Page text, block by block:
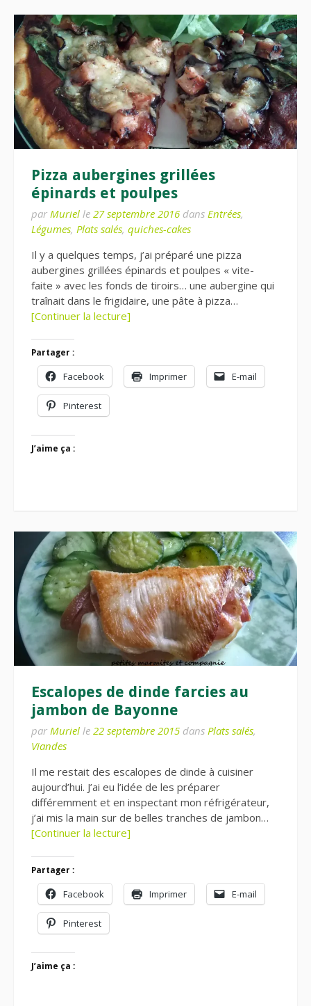
Pizza aubergines grillées
épinards et poulpes
par Muriel le 27 septembre 2016 dans Entrées,
Légumes, Plats salés, quiches-cakes
Il y a quelques temps, j’ai préparé une pizza
aubergines grillées épinards et poulpes « vite-
faite » avec les fonds de tiroirs… une aubergine qui
traînait dans le frigidaire, une pâte à pizza…
[Continuer la lecture]
Partager :
Facebook Imprimer E-mail
Pinterest
J’aime ça :
Escalopes de dinde farcies au
jambon de Bayonne
par Muriel le 22 septembre 2015 dans Plats salés,
Viandes
Il me restait des escalopes de dinde à cuisiner
aujourd’hui. J’ai eu l’idée de les préparer
différemment et en inspectant mon réfrigérateur,
j’ai mis la main sur de belles tranches de jambon…
[Continuer la lecture]
Partager :
Facebook Imprimer E-mail
Pinterest
J’aime ça :